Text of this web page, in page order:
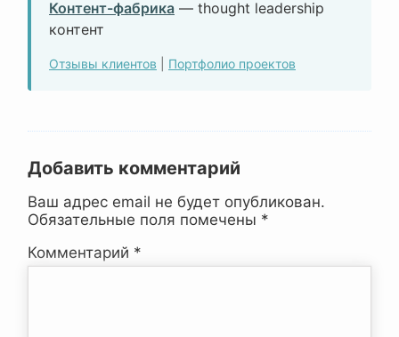
Контент-фабрика — thought leadership
контент
Отзывы клиентов Портфолио проектов
Добавить комментарий
Ваш адрес email не будет опубликован.
Обязательные поля помечены *
Комментарий *